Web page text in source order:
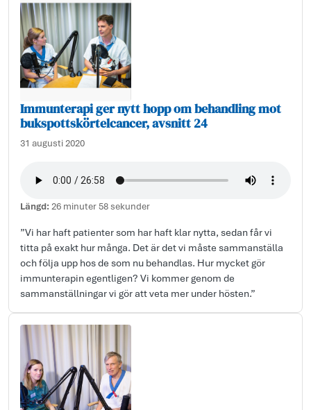
Immunterapi ger nytt hopp om behandling mot
bukspottskörtelcancer, avsnitt 24
31 augusti 2020
Längd:26 minuter 58 sekunder
”Vi har haft patienter som har haft klar nytta, sedan får vi
titta på exakt hur många. Det är det vi måste sammanställa
och följa upp hos de som nu behandlas. Hur mycket gör
immunterapin egentligen? Vi kommer genom de
sammanställningar vi gör att veta mer under hösten.”